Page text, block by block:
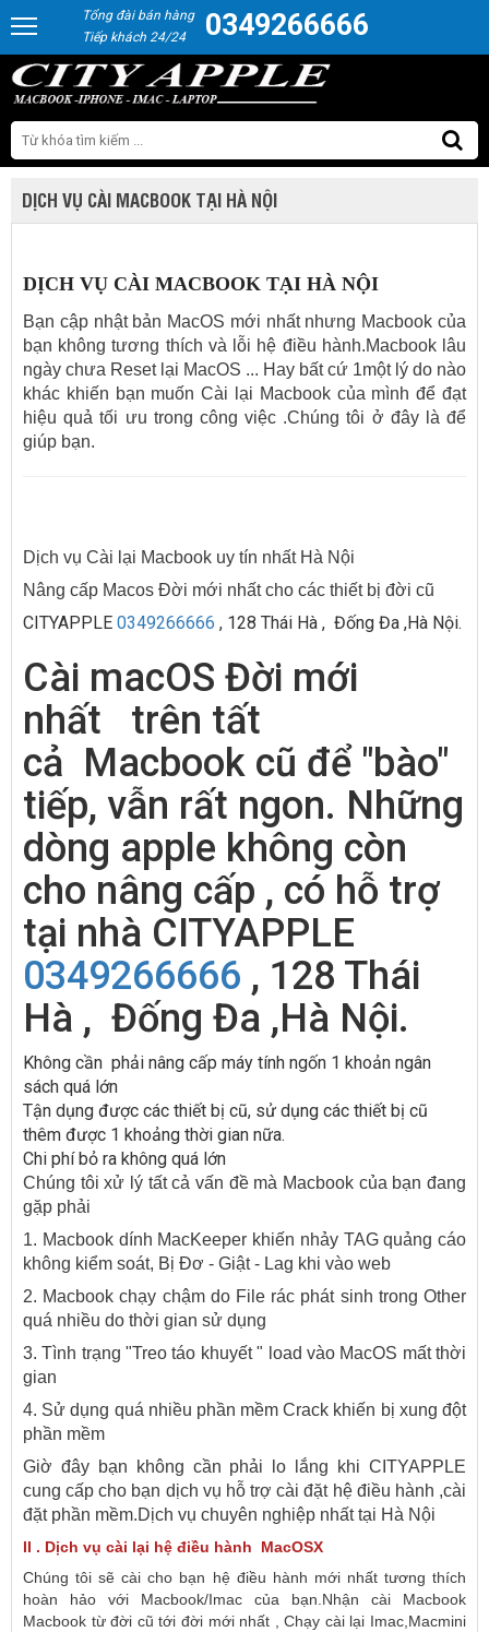
Tổng đài bán hàng
Tiếp khách 24/24
0349266666
DỊCH VỤ CÀI MACBOOK TẠI HÀ NỘI
DỊCH VỤ CÀI MACBOOK TẠI HÀ NỘI
Bạn cập nhật bản MacOS mới nhất nhưng Macbook của
bạn không tương thích và lỗi hệ điều hành.Macbook lâu
ngày chưa Reset lại MacOS ... Hay bất cứ 1một lý do nào
khác khiến bạn muốn Cài lại Macbook của mình để đạt
hiệu quả tối ưu trong công việc .Chúng tôi ở đây là để
giúp bạn.
Dịch vụ Cài lại Macbook uy tín nhất Hà Nội
Nâng cấp Macos Đời mới nhất cho các thiết bị đời cũ
CITYAPPLE 0349266666 , 128 Thái Hà , Đống Đa ,Hà Nội.
Cài macOS Đời mới
nhất trên tất
cả Macbook cũ để "bào"
tiếp, vẫn rất ngon. Những
dòng apple không còn
cho nâng cấp , có hỗ trợ
tại nhà CITYAPPLE
0349266666 , 128 Thái
Hà , Đống Đa ,Hà Nội.
Không cần phải nâng cấp máy tính ngốn 1 khoản ngân
sách quá lớn
Tận dụng được các thiết bị cũ, sử dụng các thiết bị cũ
thêm được 1 khoảng thời gian nữa.
Chi phí bỏ ra không quá lớn
Chúng tôi xử lý tất cả vấn đề mà Macbook của bạn đang
gặp phải
1. Macbook dính MacKeeper khiến nhảy TAG quảng cáo
không kiểm soát, Bị Đơ - Giật - Lag khi vào web
2. Macbook chạy chậm do File rác phát sinh trong Other
quá nhiều do thời gian sử dụng
3. Tình trạng "Treo táo khuyết " load vào MacOS mất thời
gian
4. Sử dụng quá nhiều phần mềm Crack khiến bị xung đột
phần mềm
Giờ đây bạn không cần phải lo lắng khi CITYAPPLE
cung cấp cho bạn dịch vụ hỗ trợ cài đặt hệ điều hành ,cài
đặt phần mềm.Dịch vụ chuyên nghiệp nhất tại Hà Nội
II . Dịch vụ cài lại hệ điều hành MacOSX
Chúng tôi sẽ cài cho bạn hệ điều hành mới nhất tương thích
hoàn hảo với Macbook/Imac của bạn.Nhận cài Macbook
Macbook từ đời cũ tới đời mới nhất , Chạy cài lại Imac,Macmini